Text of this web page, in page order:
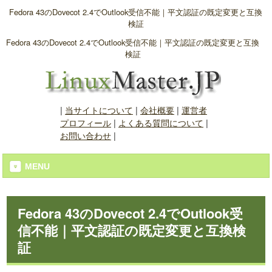
Fedora 43のDovecot 2.4でOutlook受信不能｜平文認証の既定変更と互換
検証
Fedora 43のDovecot 2.4でOutlook受信不能｜平文認証の既定変更と互換
検証
| 当サイトについて | 会社概要| 運営者
プロフィール| よくある質問について |
お問い合わせ|
MENU
Fedora 43のDovecot 2.4でOutlook受
信不能｜平文認証の既定変更と互換検
証